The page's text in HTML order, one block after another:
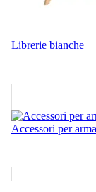
Librerie bianche
Accessori per